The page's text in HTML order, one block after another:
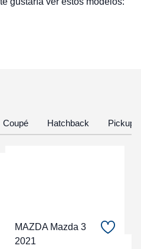
Coupé Hatchback Pickup
MAZDA Mazda 3
2021